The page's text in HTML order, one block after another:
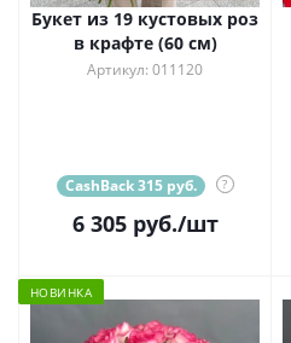
Букет из 19 кустовых роз
в крафте (60 см)
Артикул: 011120
CashBack 315 руб. ?
6 305руб./шт
НОВИНКА